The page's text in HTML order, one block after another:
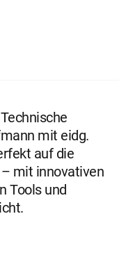
mit eidg.
auf die
mit innovativen
Tools und